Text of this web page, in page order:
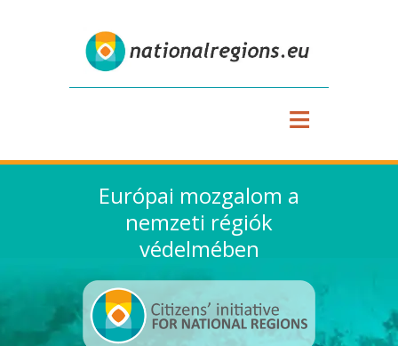
≡
Európai mozgalom a
nemzeti régiók
védelmében